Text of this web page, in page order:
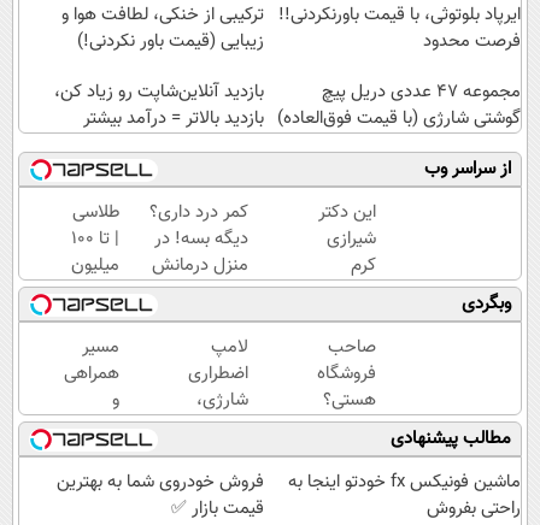
ایرپاد بلوتوثی، با قیمت باورنکردنی!!
فرصت محدود
ترکیبی از خنکی، لطافت هوا و
زیبایی (قیمت باور نکردنی!)
مجموعه 47 عددی دریل پیچ
گوشتی شارژی‌ (با قیمت فوق‌العاده)
بازدید آنلاین‌شاپت رو زیاد کن،
بازدید بالاتر = درآمد بیشتر
از سراسر وب
این دکتر
شیرازی
کرم
ترمیم
زخم
ایرانی را
ساخت!!!
کمر درد داری؟
دیگه بسه! در
منزل درمانش
کن
(◀پرسش‌نامه)
طلاسی
| تا 100
میلیون
وام
آنی
خرید
طلا💰
ثبت
نام
کن!
وبگردی
صاحب
فروشگاه
هستی؟
وام تا ۳
میلیارد
تومان
لامپ
اضطراری
شارژی،
یک منبع
نوری
قابل
اعتماد
مسیر
همراهی
و
گزارش
عملکرد
گروه
مطالب پیشنهادی
ماشین فونیکس fx خودتو اینجا به
راحتی بفروش
فروش خودروی شما به بهترین
قیمت بازار ✅